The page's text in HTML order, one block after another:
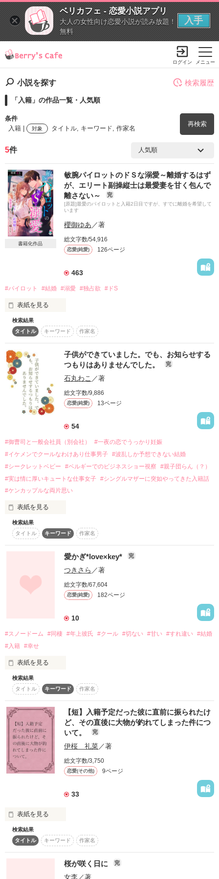
ベリカフェ - 恋愛小説アプリ
大人の女性向け恋愛小説が読み放題！
無料
入手
メニュー
ログイン
小説を探す
「入籍」の作品一覧・人気順
条件
入籍 |
対象 タイトル, キーワード, 作家名
再検索
検索ワード
を含む
を除く
詳しく検索
検索対象
ジャンル
感想
ステータス 全て 完結 更新中
作品の長さ 長編
スターツ出版小説投稿サイト合同企画「1話からの長編大
賞」ベリーズカフェ会場
その他の条件 動画あり コミックあり
検索履歴
5件
書籍化作品
敏腕パイロットのドＳな溺愛～離婚するはず
が、エリート副操縦士は最愛妻を甘く包んで
離さない～
完
[原題]最愛のパイロットと入籍2日目ですが、すでに離婚を希望して
います
櫻御ゆあ ／著
総文字数/54,916
恋愛(純愛) 126ページ
463
#パイロット #結婚 #溺愛 #独占欲 #ドS
表紙を見る
大好きだから、パイロットの彼のそばにはいられない
椎森ちえり(しいもり ちえり)二十七歳
愛が重い女子
×
美澄大地(みすみ だいち)三十一歳
エアラインパイロット
「おまえは俺と別れられねえよ」
2022.1.26
検索結果
タイトル
キーワード 作家名
子供ができていました。でも、お知らせする
つもりはありませんでした。
完
石丸わこ ／著
総文字数/9,886
恋愛(純愛) 13ページ
54
#御曹司と一般会社員（別会社）
#一夜の恋でうっかり妊娠
#イケメンでクールなわけあり仕事男子 #波乱しか予想できない結婚
#シークレットベビー
#ベルギーでのビジネスショー視察
#親子団らん（？）
#実は情に厚いキュートな仕事女子 #シングルマザーに突如やってきた入籍話
#ケンカップルな両片思い
表紙を見る
恋愛なんか見向きもせずに、ひたすら仕事に打ち込んで、憧れ
のベルギーのビジネスショーへ海外出張に出ることができた美
月（みつき）。
そのショー会場のとある日本企業のブースにて、佑（たすく）
を目撃する。海外で奮闘する黒髪の同郷の青年の姿に、美月は
誇らしく思ったのだった。
ビジネスショー終了後は、雨。
その雨のベルギーの路上で、美月は再び佑と遭遇する。プレゼ
ンをみて好感を持っていた美月は、思わず佑を自分の傘の中に
海外にて偶然の相合傘からはじまり、四年後に息子拓夢（たく
たのだった。
HIYAMAグループの御曹司、ヨーロッパにてエリアマネージャ
ーを務める仏頂面の仕事青年
×
深川　美月（ふかがわ　みつき）　28歳
日用雑貨品を主に扱う商社勤務の会社員　今は仕事が楽しくて
恋愛は二の次の仕事女子
深川　拓海（ふかがわ　たくみ）　3歳←出会いから４年後に
登場となります
こっそり美月が出産した佑のこども　ごくごく普通の三歳男子
作品を読む
検索結果
タイトル
キーワード 作家名
愛かぎ*love×key* 完
つきさら ／著
総文字数/67,604
恋愛(純愛) 182ページ
10
#スノードーム #同棲 #年上彼氏 #クール #切ない #甘い #すれ違い #結婚
#入籍 #幸せ
表紙を見る
私のバックの中身
財布　携帯　化粧ポーチ
―愛かぎ―
検索結果
タイトル
キーワード 作家名
【短】入籍予定だった彼に直前に振られたけ
ど、その直後に大物が釣れてしまった件につ
いて。
完
伊桜 礼菜／著
総文字数/3,750
恋愛(その他) 9ページ
33
表紙を見る
検索結果
タイトル
キーワード 作家名
桜が咲く日に 完
女李／著